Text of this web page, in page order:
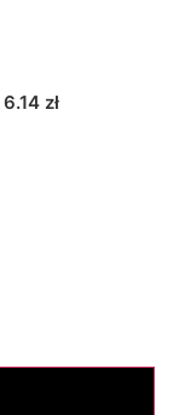
6.14 zł